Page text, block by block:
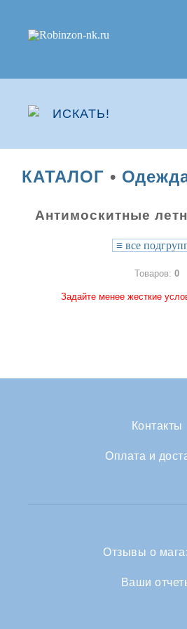
КАТАЛОГ •
Антимоскитные
≡ все
Товаров: 0
Задайте менее жесткие
Контакты
Оплата и
Отзывы о
Ваши